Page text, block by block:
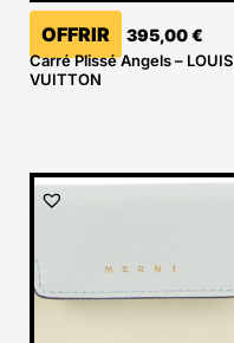
OFFRIR 395,00€
Carré Plissé Angels – LOUIS
VUITTON